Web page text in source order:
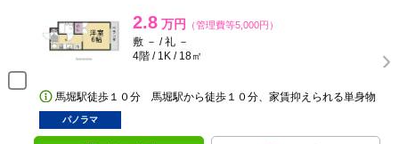
2.8 万円 （管理費等5,000円）
敷 － / 礼 －
4階 / 1K / 18㎡
馬堀駅徒歩１０分 馬堀駅から徒歩１０分、家賃抑えられる単身物
パノラマ